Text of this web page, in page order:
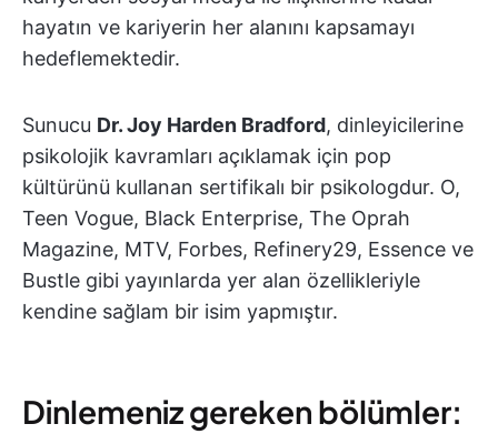
hayatın ve kariyerin her alanını kapsamayı
hedeflemektedir.
Sunucu Dr. Joy Harden Bradford, dinleyicilerine
psikolojik kavramları açıklamak için pop
kültürünü kullanan sertifikalı bir psikologdur. O,
Teen Vogue, Black Enterprise, The Oprah
Magazine, MTV, Forbes, Refinery29, Essence ve
Bustle gibi yayınlarda yer alan özellikleriyle
kendine sağlam bir isim yapmıştır.
Dinlemeniz gereken bölümler: